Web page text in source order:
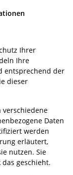
Ihrer
Ihre
entsprechend der
dieser
verschiedene
Daten
werden
erläutert,
nutzen. Sie
geschieht.